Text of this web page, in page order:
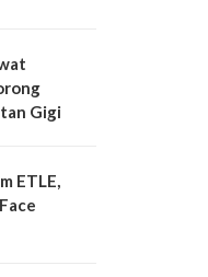
Gigi
ETLE,